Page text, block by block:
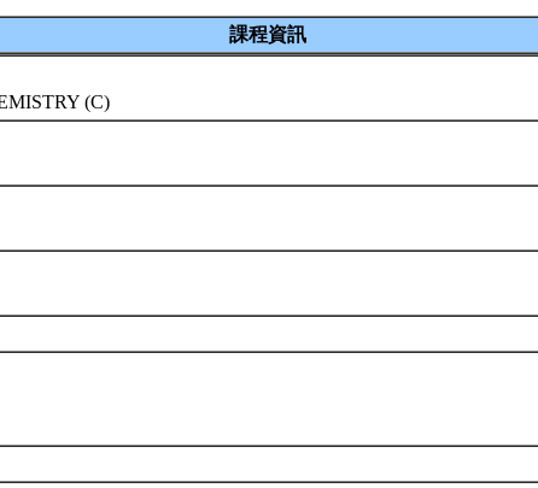
課程資訊
(C)